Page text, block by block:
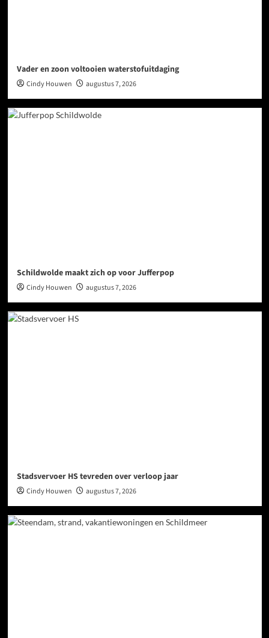
Vader en zoon voltooien waterstofuitdaging
Cindy Houwen augustus 7, 2026
Schildwolde maakt zich op voor Jufferpop
Cindy Houwen augustus 7, 2026
Stadsvervoer HS tevreden over verloop jaar
Cindy Houwen augustus 7, 2026